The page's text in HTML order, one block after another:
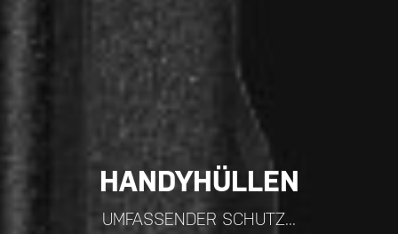
HANDYHÜLLEN
UMFASSENDER SCHUTZ...